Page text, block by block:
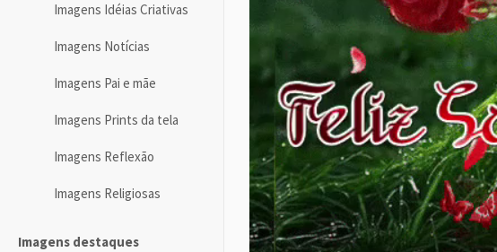
Imagens Idéias Criativas
Imagens Notícias
Imagens Pai e mãe
Imagens Prints da tela
Imagens Reflexão
Imagens Religiosas
Imagens destaques